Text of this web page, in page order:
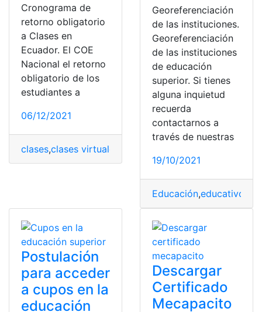
Cronograma de
retorno obligatorio
a Clases en
Ecuador. El COE
Nacional el retorno
obligatorio de los
estudiantes a
06/12/2021
clases,clases virtuales
Georeferenciación
de las instituciones.
Georeferenciación
de las instituciones
de educación
superior. Si tienes
alguna inquietud
recuerda
contactarnos a
través de nuestras
19/10/2021
Educación,educativos
Postulación
para acceder
a cupos en la
educación
Descargar
Certificado
Mecapacito